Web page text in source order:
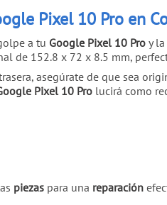
Pixel 10 Pro en
a tu Google Pixel 10 Pro y
de 152.8 x 72 x 8.5 mm,
asegúrate de que sea
Pixel 10 Pro lucirá como
piezas para una reparación